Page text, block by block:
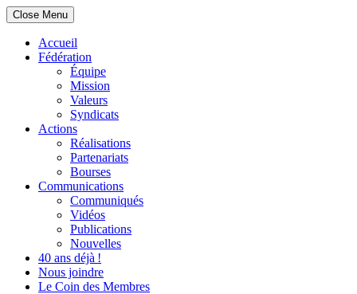
Close Menu
Accueil
Fédération
Équipe
Mission
Valeurs
Syndicats
Actions
Réalisations
Partenariats
Bourses
Communications
Communiqués
Vidéos
Publications
Nouvelles
40 ans déjà !
Nous joindre
Le Coin des Membres